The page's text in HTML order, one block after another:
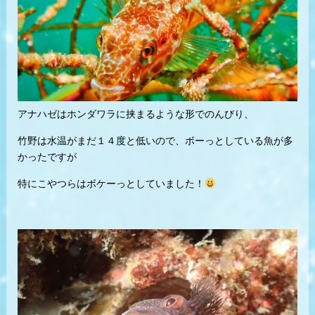
アナハゼはホンダワラに挟まるような形でのんびり、
竹野は水温がまだ１４度と低いので、ボーっとしている魚が多
かったですが
特にこやつらはボケーっとしていました！